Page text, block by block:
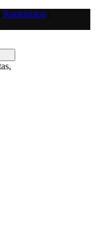
Rankinukai